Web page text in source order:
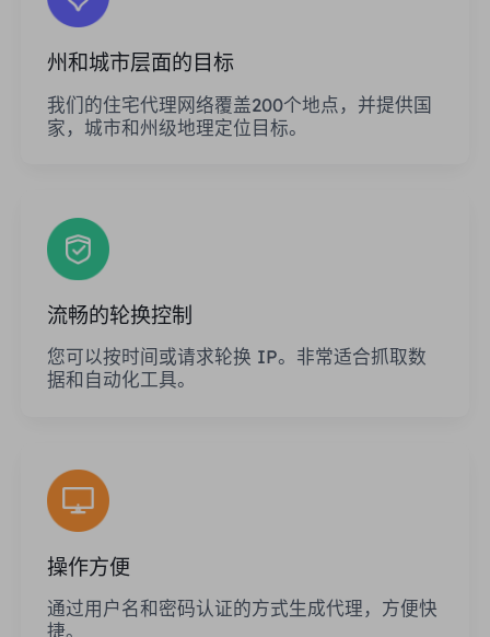
州和城市层面的目标
我们的住宅代理网络覆盖200个地点，并提供国
家，城市和州级地理定位目标。
流畅的轮换控制
您可以按时间或请求轮换 IP。非常适合抓取数
据和自动化工具。
操作方便
通过用户名和密码认证的方式生成代理，方便快
捷。